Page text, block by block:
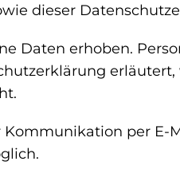
dieser
Daten erhoben.
per E-